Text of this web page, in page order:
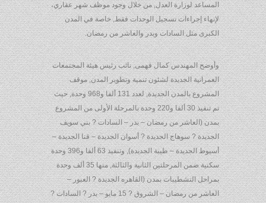
المساعد لوزارة العدل, من خلال وجود موظف شهر عقاري،
لإنهاء إجراءات تسجيل الوحدات فقط, خاصة في المدن
الكبرى مثل السادات وبدر والعاشر من رمضان.
وأوضح المهندس كمال فهمى, نائب رئيس هيئة المجتمعات
العمرانية الجديدة لشئون تنمية وتطوير المدن, موقف
المشروع بالمدن الجديدة, لعدد 131 ألفا و968 وحدة, حيث
تم تنفيذ 30 ألفا و220 وحدة بالمرحلة الأولى من المشروع
بمدن (العاشر من رمضان – بدر – السادات ? بني سويف
الجديدة ? سوهاج الجديدة ? أسوان الجديدة – قنا الجديدة –
أسيوط الجديدة – طيبة الجديدة), وتنفيذ 63 ألفا و396 وحدة
سكنية ضمن المرحلتين الثانية والثالثة, منها 35 ألف وحدة
بمراحل التشطيبات بمدن (القاهره الجديدة ? العبور –
العاشر من رمضان – الشروق ? 15 مايو – بدر ? السادات ?